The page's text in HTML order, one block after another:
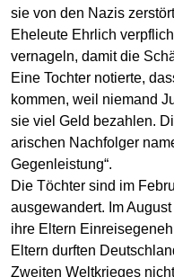
sie von den Nazis
Eheleute Ehrlich
vernageln, damit die
Eine Tochter notierte,
kommen, weil niemand
sie viel Geld bezahlen.
arischen Nachfolger
Gegenleistung“.
Die Töchter sind im
ausgewandert. Im
ihre Eltern
Eltern durften
Zweiten Weltkrieges